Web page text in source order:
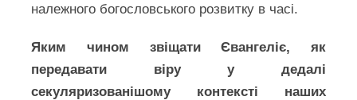
належного богословського розвитку в часі.
Яким чином звіщати Євангеліє, як
передавати віру у дедалі
секуляризованішому контексті наших